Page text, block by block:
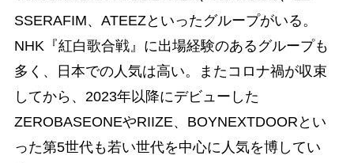
SSERAFIM、ATEEZといったグループがいる。
NHK『紅白歌合戦』に出場経験のあるグループも
多く、日本での人気は高い。またコロナ禍が収束
してから、2023年以降にデビューした
ZEROBASEONEやRIIZE、BOYNEXTDOORとい
った第5世代も若い世代を中心に人気を博してい